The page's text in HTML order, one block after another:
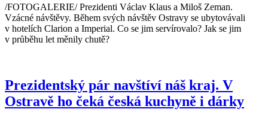
/FOTOGALERIE/ Prezidenti Václav Klaus a Miloš Zeman.
Vzácné návštěvy. Během svých návštěv Ostravy se ubytovávali
v hotelích Clarion a Imperial. Co se jim servírovalo? Jak se jim
v průběhu let měnily chutě?
Prezidentský pár navštíví náš kraj. V
Ostravě ho čeká česká kuchyně i dárky